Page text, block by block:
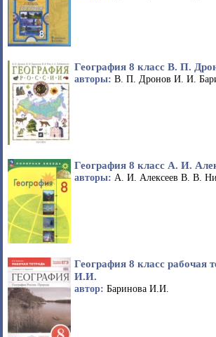
География 8 класс В. П.
авторы: В. П. Дронов И. И.
География 8 класс А. И.
авторы: А. И. Алексеев В. В.
География 8 класс рабочая
И.И.
автор: Баринова И.И.